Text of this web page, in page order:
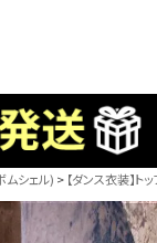
B/bomb
ムシェル) 【ダンス衣装】ト